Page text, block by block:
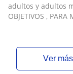
adultos y adultos
OBJETIVOS , PARA
ver más